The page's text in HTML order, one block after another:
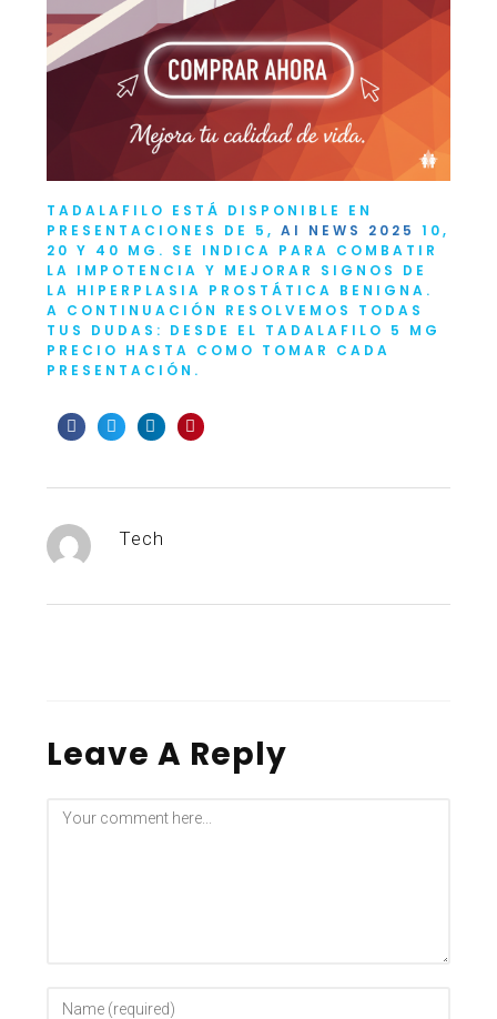
TADALAFILO ESTÁ DISPONIBLE EN
PRESENTACIONES DE 5,AI NEWS 2025 10,
20 Y 40 MG. SE INDICA PARA COMBATIR
LA IMPOTENCIA Y MEJORAR SIGNOS DE
LA HIPERPLASIA PROSTÁTICA BENIGNA.
A CONTINUACIÓN RESOLVEMOS TODAS
TUS DUDAS: DESDE EL TADALAFILO 5 MG
PRECIO HASTA COMO TOMAR CADA
PRESENTACIÓN.
Tech
Leave A Reply